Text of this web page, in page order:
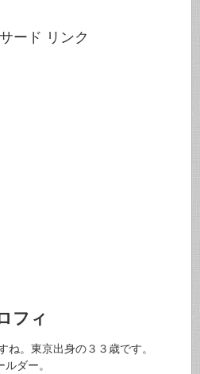
ード リンク
フィ
。東京出身の３３歳です。
ダー。